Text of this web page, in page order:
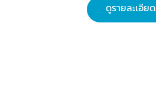
ดูรายละเอีย